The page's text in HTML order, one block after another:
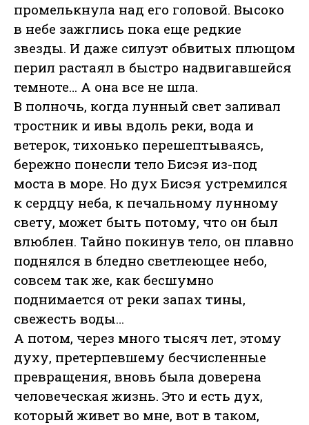
промелькнула над его головой. Высоко
в небе зажглись пока еще редкие
звезды. И даже силуэт обвитых плющом
перил растаял в быстро надвигавшейся
темноте… А она все не шла.
В полночь, когда лунный свет заливал
тростник и ивы вдоль реки, вода и
ветерок, тихонько перешептываясь,
бережно понесли тело Бисэя из-под
моста в море. Но дух Бисэя устремился
к сердцу неба, к печальному лунному
свету, может быть потому, что он был
влюблен. Тайно покинув тело, он плавно
поднялся в бледно светлеющее небо,
совсем так же, как бесшумно
поднимается от реки запах тины,
свежесть воды…
А потом, через много тысяч лет, этому
духу, претерпевшему бесчисленные
превращения, вновь была доверена
человеческая жизнь. Это и есть дух,
который живет во мне, вот в таком,